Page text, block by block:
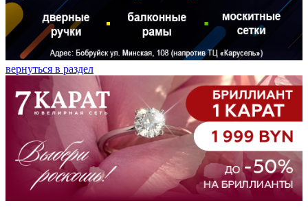
вернуться в раздел